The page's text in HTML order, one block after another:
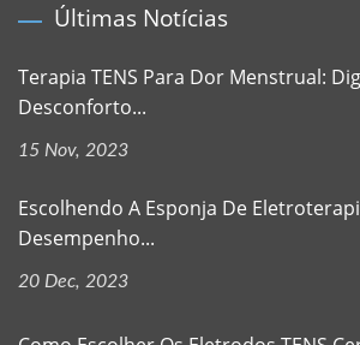
Últimas Notícias
Terapia TENS Para Dor Menstrual:
Desconforto...
15 Nov, 2023
Escolhendo A Esponja De
Desempenho...
20 Dec, 2023